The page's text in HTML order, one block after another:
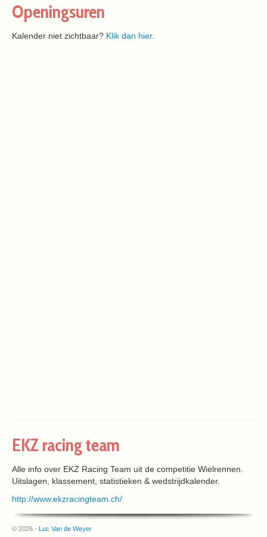
Openingsuren
Kalender niet zichtbaar? Klik dan hier.
EKZ racing team
Alle info over EKZ Racing Team uit de competitie Wielrennen.
Uitslagen, klassement, statistieken & wedstrijdkalender.
http://www.ekzracingteam.ch/
© 2026 - Luc Van de Weyer